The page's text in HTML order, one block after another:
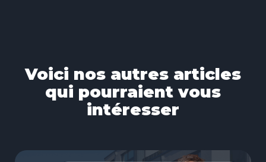
Voici nos autres articles
qui pourraient vous
intéresser